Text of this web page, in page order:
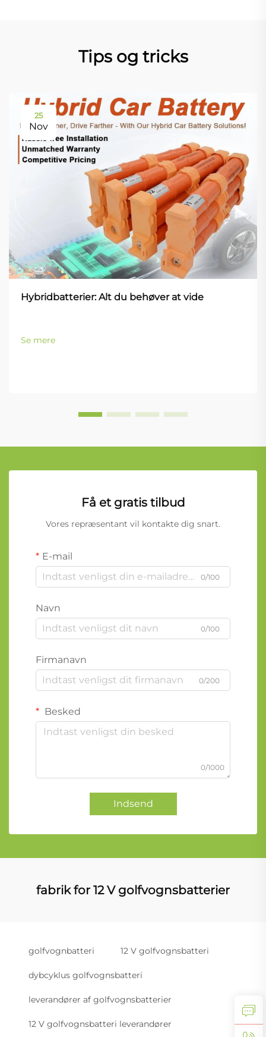
Tips og tricks
25
Nov
Hybridbatterier: Alt du behøver at vide
Se mere
Få et gratis tilbud
Vores repræsentant vil kontakte dig snart.
E-mail
0/100
Navn
0/100
Firmanavn
0/200
Besked
0/1000
Indsend
fabrik for 12 V golfvognsbatterier
golfvognbatteri 12 V golfvognsbatteri
dybcyklus golfvognsbatteri
leverandører af golfvognsbatterier
12 V golfvognsbatteri leverandører